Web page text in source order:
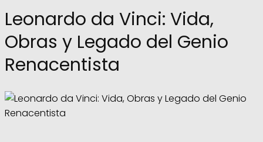
Leonardo da Vinci: Vida,
Obras y Legado del Genio
Renacentista